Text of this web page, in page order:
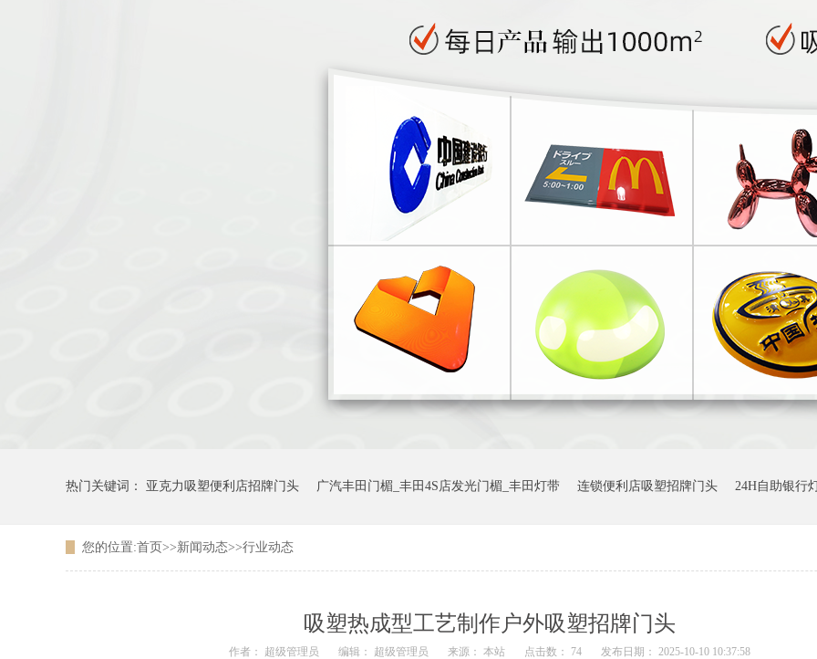
热门关键词： 亚克力吸塑便利店招牌门头 广汽丰田门楣_丰田4S店发光门楣_丰田灯带 连锁便利店吸塑招牌门头 24H自助银行
您的位置:首页 >>新闻动态>>行业动态
吸塑热成型工艺制作户外吸塑招牌门头
作者： 超级管理员 编辑： 超级管理员 来源： 本站 点击数： 74 发布日期： 2025-10-10 10:37:58